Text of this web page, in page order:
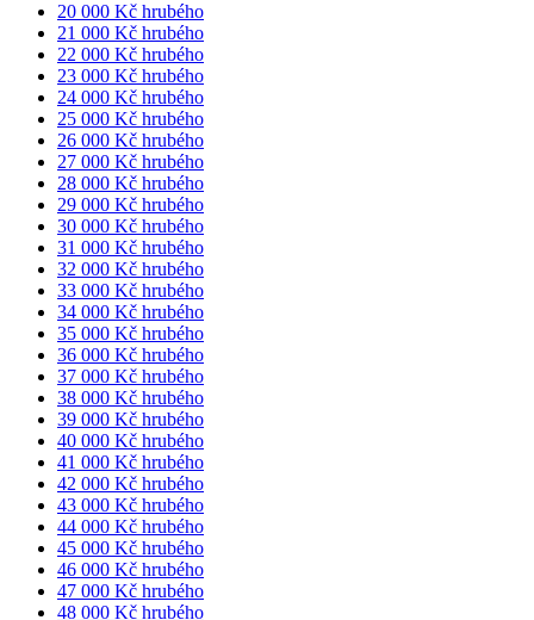
20 000 Kč hrubého
21 000 Kč hrubého
22 000 Kč hrubého
23 000 Kč hrubého
24 000 Kč hrubého
25 000 Kč hrubého
26 000 Kč hrubého
27 000 Kč hrubého
28 000 Kč hrubého
29 000 Kč hrubého
30 000 Kč hrubého
31 000 Kč hrubého
32 000 Kč hrubého
33 000 Kč hrubého
34 000 Kč hrubého
35 000 Kč hrubého
36 000 Kč hrubého
37 000 Kč hrubého
38 000 Kč hrubého
39 000 Kč hrubého
40 000 Kč hrubého
41 000 Kč hrubého
42 000 Kč hrubého
43 000 Kč hrubého
44 000 Kč hrubého
45 000 Kč hrubého
46 000 Kč hrubého
47 000 Kč hrubého
48 000 Kč hrubého